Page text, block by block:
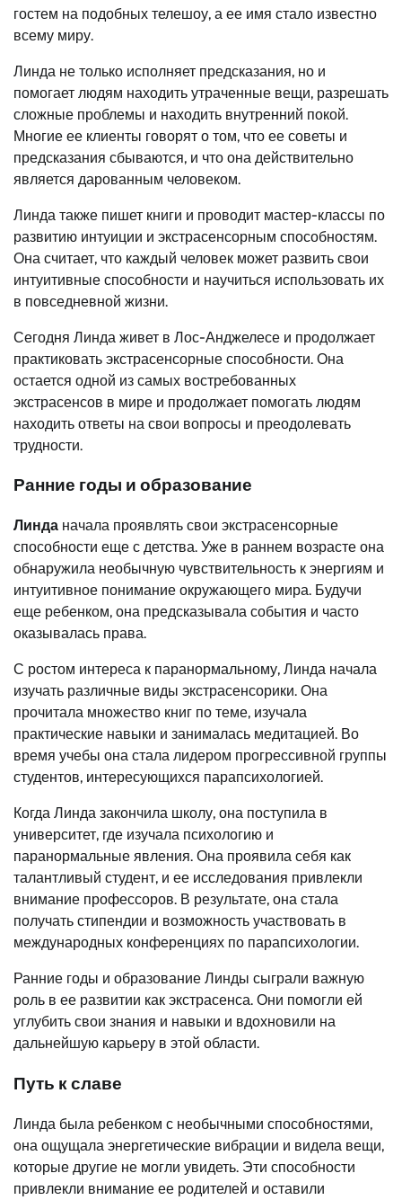
гостем на подобных телешоу, а ее имя стало известно
всему миру.
Линда не только исполняет предсказания, но и
помогает людям находить утраченные вещи, разрешать
сложные проблемы и находить внутренний покой.
Многие ее клиенты говорят о том, что ее советы и
предсказания сбываются, и что она действительно
является дарованным человеком.
Линда также пишет книги и проводит мастер-классы по
развитию интуиции и экстрасенсорным способностям.
Она считает, что каждый человек может развить свои
интуитивные способности и научиться использовать их
в повседневной жизни.
Сегодня Линда живет в Лос-Анджелесе и продолжает
практиковать экстрасенсорные способности. Она
остается одной из самых востребованных
экстрасенсов в мире и продолжает помогать людям
находить ответы на свои вопросы и преодолевать
трудности.
Ранние годы и образование
Линда начала проявлять свои экстрасенсорные
способности еще с детства. Уже в раннем возрасте она
обнаружила необычную чувствительность к энергиям и
интуитивное понимание окружающего мира. Будучи
еще ребенком, она предсказывала события и часто
оказывалась права.
С ростом интереса к паранормальному, Линда начала
изучать различные виды экстрасенсорики. Она
прочитала множество книг по теме, изучала
практические навыки и занималась медитацией. Во
время учебы она стала лидером прогрессивной группы
студентов, интересующихся парапсихологией.
Когда Линда закончила школу, она поступила в
университет, где изучала психологию и
паранормальные явления. Она проявила себя как
талантливый студент, и ее исследования привлекли
внимание профессоров. В результате, она стала
получать стипендии и возможность участвовать в
международных конференциях по парапсихологии.
Ранние годы и образование Линды сыграли важную
роль в ее развитии как экстрасенса. Они помогли ей
углубить свои знания и навыки и вдохновили на
дальнейшую карьеру в этой области.
Путь к славе
Линда была ребенком с необычными способностями,
она ощущала энергетические вибрации и видела вещи,
которые другие не могли увидеть. Эти способности
привлекли внимание ее родителей и оставили